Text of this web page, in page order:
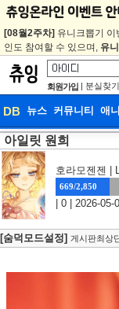
[08월2주차] 유니크뽑기
인도 참여할 수 있으며, 유
회원가입 | 분실찾기
DB 뉴스 커뮤니티 애
DB
웹툰
아일릿 원희
호라모젠젠 |
669/2,850
| 0 | 2026-05-
[숨덕모드설정] 게시판최상